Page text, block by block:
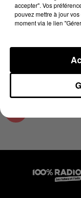
07H31
Podcasts infos de
accepter". Vos
pouvez mettre à jour
moment via le lien